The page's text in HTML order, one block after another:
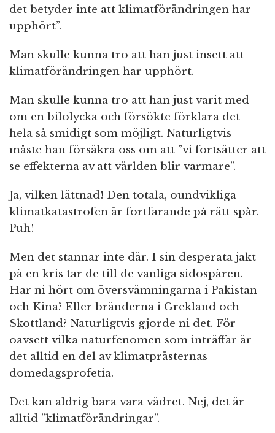
det betyder inte att klimatförändringen har
upphört”.
Man skulle kunna tro att han just insett att
klimatförändringen har upphört.
Man skulle kunna tro att han just varit med
om en bilolycka och försökte förklara det
hela så smidigt som möjligt. Naturligtvis
måste han försäkra oss om att ”vi fortsätter att
se effekterna av att världen blir varmare”.
Ja, vilken lättnad! Den totala, oundvikliga
klimatkatastrofen är fortfarande på rätt spår.
Puh!
Men det stannar inte där. I sin desperata jakt
på en kris tar de till de vanliga sidospåren.
Har ni hört om översvämningarna i Pakistan
och Kina? Eller bränderna i Grekland och
Skottland? Naturligtvis gjorde ni det. För
oavsett vilka naturfenomen som inträffar är
det alltid en del av klimatprästernas
domedagsprofetia.
Det kan aldrig bara vara vädret. Nej, det är
alltid ”klimatförändringar”.